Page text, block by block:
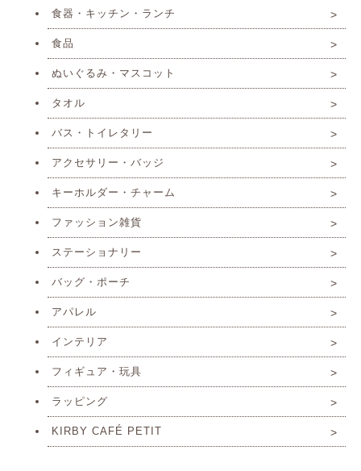
食器・キッチン・ランチ
食品
ぬいぐるみ・マスコット
タオル
バス・トイレタリー
アクセサリー・バッジ
キーホルダー・チャーム
ファッション雑貨
ステーショナリー
バッグ・ポーチ
アパレル
インテリア
フィギュア・玩具
ラッピング
KIRBY CAFÉ PETIT